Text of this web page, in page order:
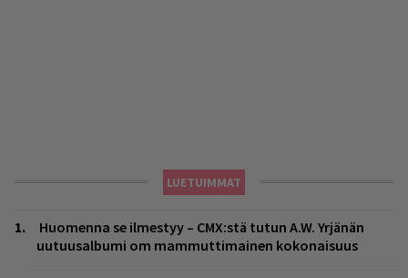
LUETUIMMAT
Huomenna se ilmestyy – CMX:stä tutun A.W. Yrjänän
uutuusalbumi om mammuttimainen kokonaisuus